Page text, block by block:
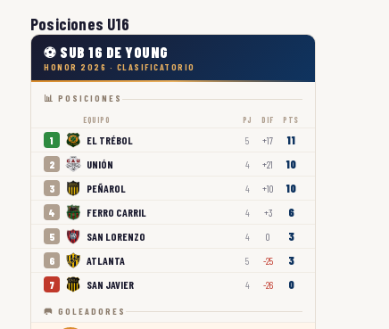
Posiciones U16
⚽ SUB 16 DE YOUNG
HONOR 2026 · CLASIFICATORIO
📊 POSICIONES
EQUIPO PJ DIF PTS
1 EL TRÉBOL 5 +17 11
2 UNIÓN 4 +21 10
3 PEÑAROL 4 +10 10
4 FERRO CARRIL 4 +3 6
5 SAN LORENZO 4 0 3
6 ATLANTA 5 -25 3
7 SAN JAVIER 4 -26 0
🥅 GOLEADORES